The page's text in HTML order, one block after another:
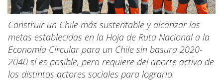
Construir un Chile más sustentable y alcanzar las
metas establecidas en la Hoja de Ruta Nacional a la
Economía Circular para un Chile sin basura 2020-
2040 sí es posible, pero requiere del aporte activo de
los distintos actores sociales para lograrlo.